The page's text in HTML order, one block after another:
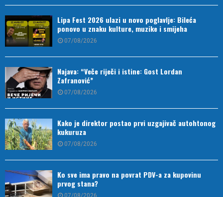
Lipa Fest 2026 ulazi u novo poglavlje: Bileća
ponovo u znaku kulture, muzike i smijeha
07/08/2026
Najava: “Veče riječi i istine: Gost Lordan
Zafranović”
07/08/2026
Kako je direktor postao prvi uzgajivač autohtonog
kukuruza
07/08/2026
Ko sve ima pravo na povrat PDV-a za kupovinu
prvog stana?